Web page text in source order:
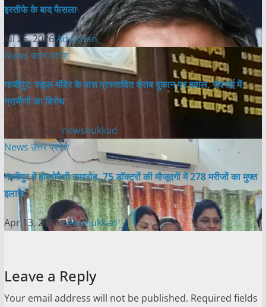
इस्तीफे के बाद फैसला
Jul 25, 2026Adil khan
Newsउत्तर प्रदेश
गाजीपुर: स्कूल-मंदिर के पास प्रस्तावित शराब दुकान पर बवाल, सेवराई में
ग्रामीणों का विरोध
Apr 13, 2026 newsnukkad
News उत्तर प्रदेश
गाजीपुर में होम्योपैथी समारोह, 75 डॉक्टरों की मौजूदगी में 278 मरीजों का मुफ्त
इलाज
Apr 13, 2026newsnukkad
Leave a Reply
Your email address will not be published. Required fields